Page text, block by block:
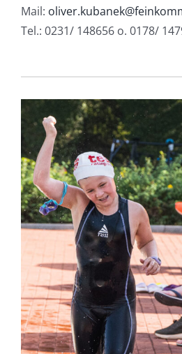
Mail:
Tel.: 0231/ 148656 o. 0178/